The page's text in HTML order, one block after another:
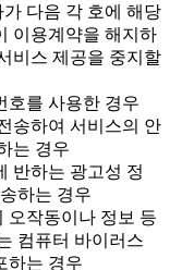
다음 각 호에 해당
이용계약을 해지하
비스 제공을 중지할
호를 사용한 경우
송하여 서비스의 안
는 경우
반하는 광고성 정
하는 경우
오작동이나 정보 등
컴퓨터 바이러스
하는 경우